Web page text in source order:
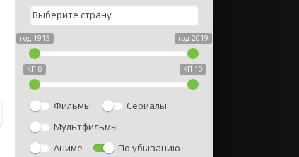
год 1915 год 2019
КП 0 КП 10
Фильмы
Сериалы
Мультфильмы
Аниме
По убыванию